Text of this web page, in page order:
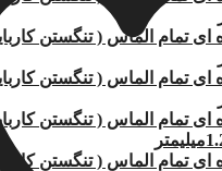
ای تمام الماس ( تنگستن
ای تمام الماس ( تنگستن